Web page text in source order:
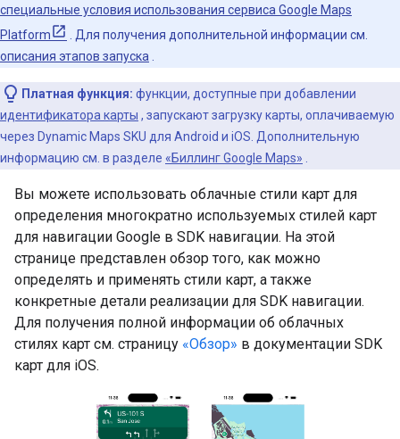
специальные условия использования сервиса Google Maps
Platform
. Для получения дополнительной информации см.
описания этапов запуска
Платная функция: функции, доступные при добавлении
идентификатора карты , запускают загрузку карты, оплачиваемую
через Dynamic Maps SKU для Android и iOS. Дополнительную
информацию см. в разделе «Биллинг Google Maps»
Вы можете использовать облачные стили карт для
определения многократно используемых стилей карт
для навигации Google в SDK навигации. На этой
странице представлен обзор того, как можно
определять и применять стили карт, а также
конкретные детали реализации для SDK навигации.
Для получения полной информации об облачных
стилях карт см. страницу «Обзор» в документации SDK
карт для iOS.